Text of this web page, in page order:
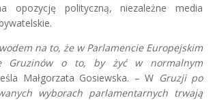
opozycję polityczną, niezależne media
na to, że w Parlamencie Europejskim
Gruzinów o to, by żyć w normalnym
Małgorzata Gosiewska. – W Gruzji po
wyborach parlamentarnych trwają